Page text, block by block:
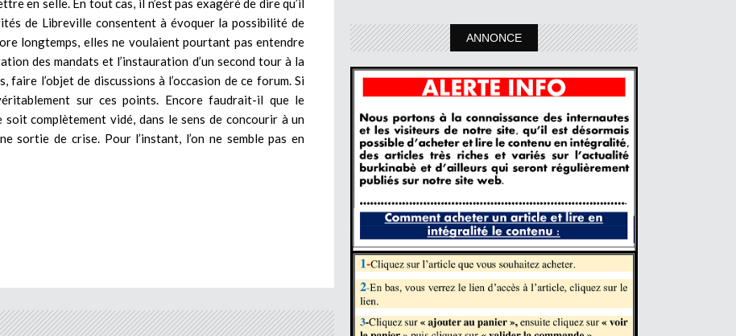
de Libreville consentent à évoquer la possibilité de
longtemps, elles ne voulaient pourtant pas entendre
des mandats et l’instauration d’un second tour à la
l’objet de discussions à l’occasion de ce forum. Si
sur ces points. Encore faudrait-il que le
complètement vidé, dans le sens de concourir à un
sortie de crise. Pour l’instant, l’on ne semble pas en
ANNONCE